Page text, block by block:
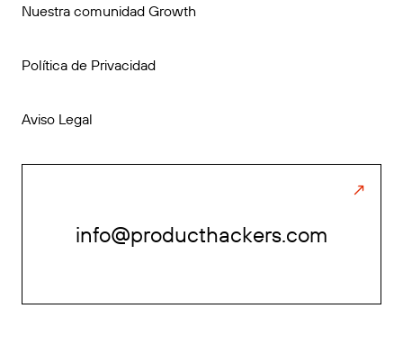
Nuestra comunidad Growth
Política de Privacidad
Aviso Legal
info@producthackers.com